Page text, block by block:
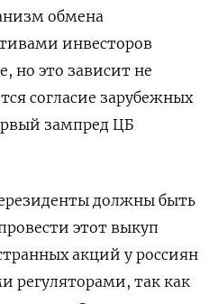
обмена
инвесторов
но это зависит не
согласие зарубежных
зампред ЦБ
должны быть
этот выкуп
акций у россиян
регуляторами, так как